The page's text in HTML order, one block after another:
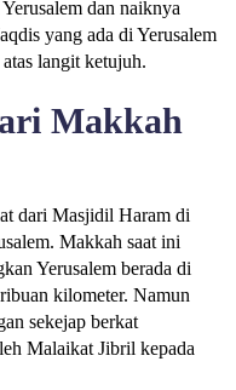
dan naiknya
yang ada di Yerusalem
langit ketujuh.
Makkah
dari Masjidil Haram di
Makkah saat ini
Yerusalem berada di
kilometer. Namun
sekejap berkat
Malaikat Jibril kepada